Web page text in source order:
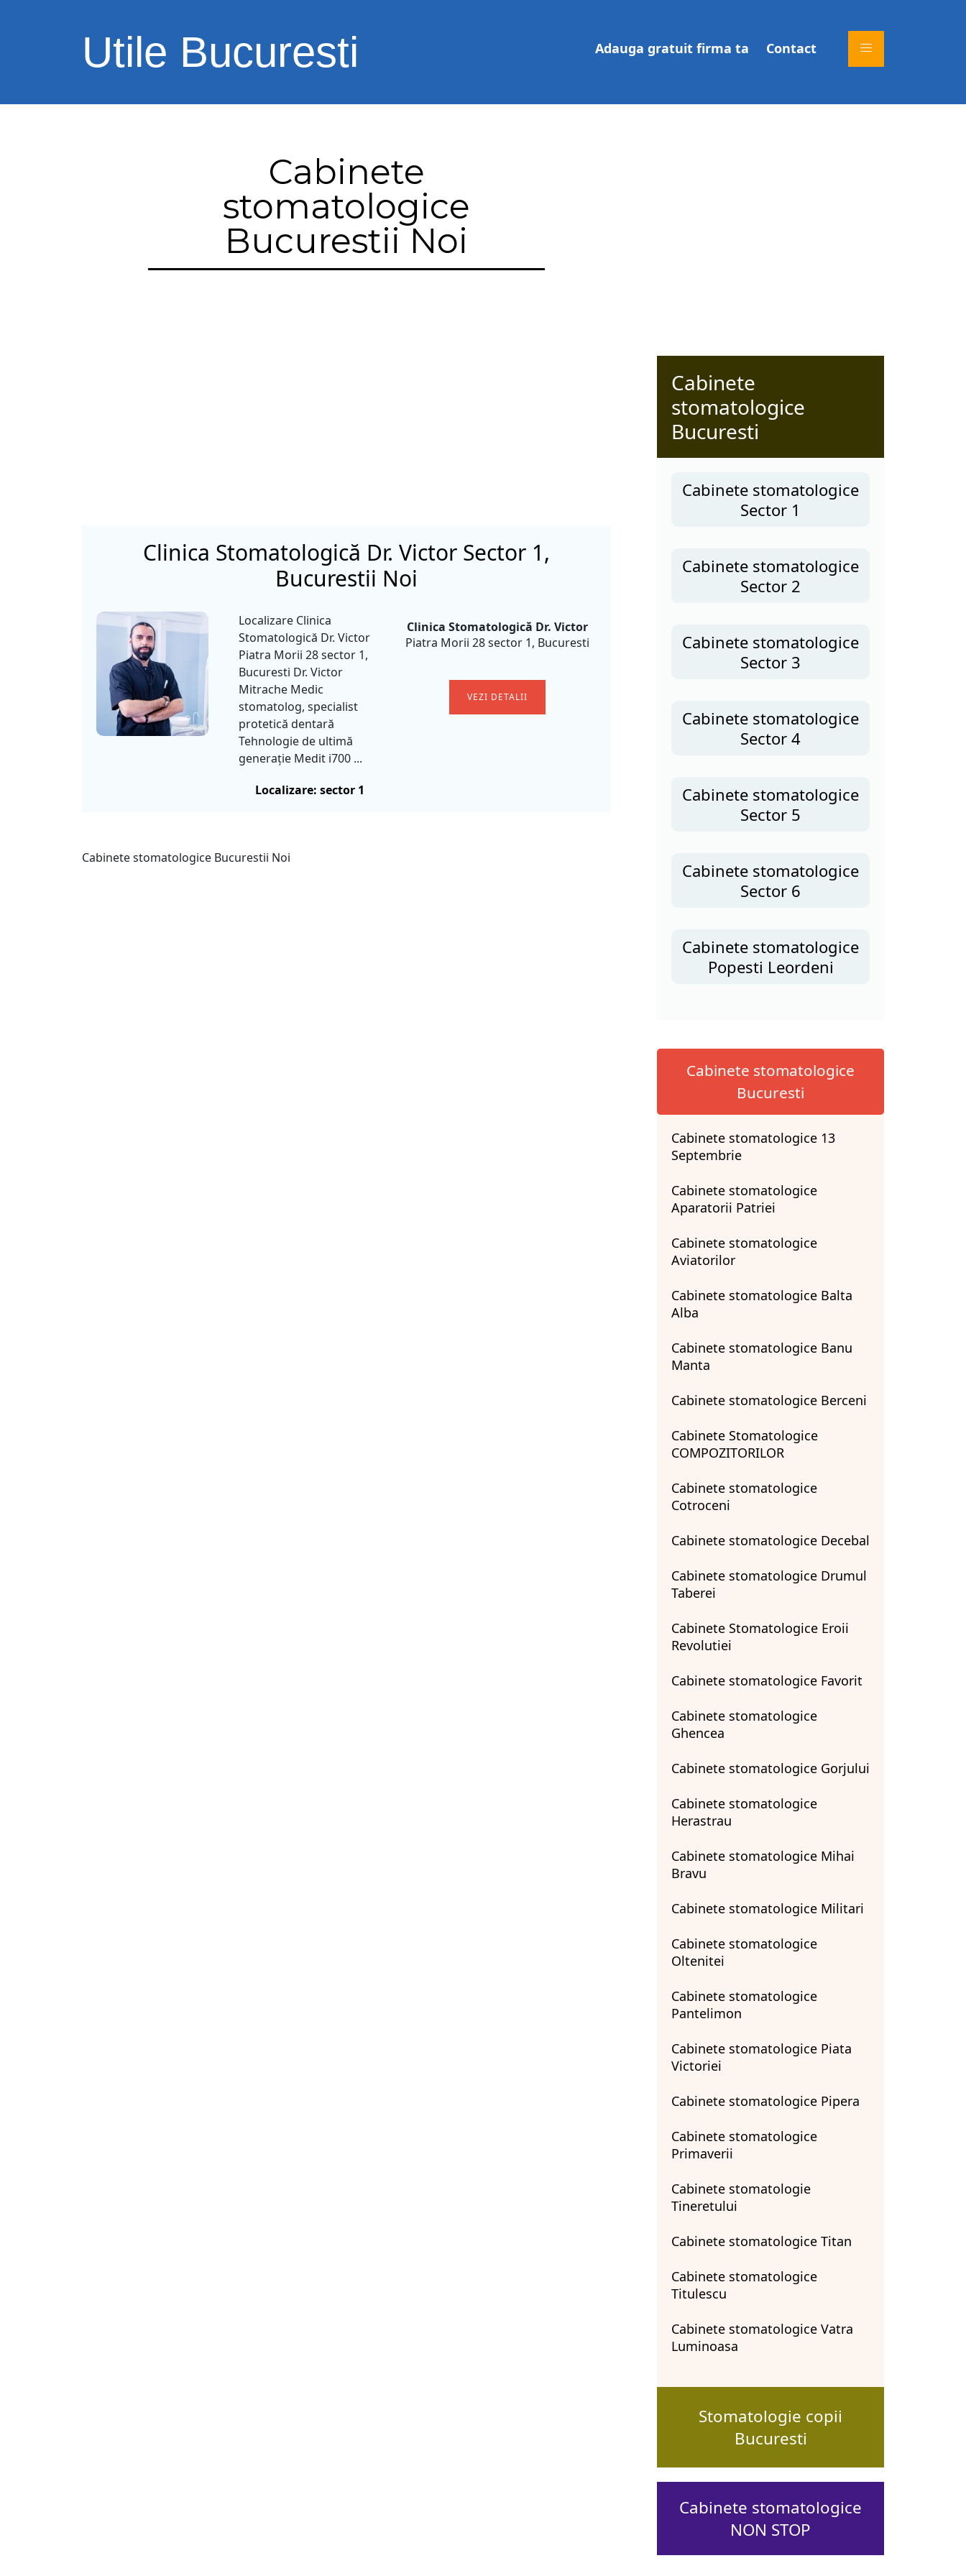
Utile Bucuresti Adauga gratuit firma ta Contact
Cabinete
stomatologice
Bucurestii Noi
Clinica Stomatologică Dr. Victor Sector 1,
Bucurestii Noi
Localizare Clinica
Stomatologică Dr. Victor
Piatra Morii 28 sector 1,
Bucuresti Dr. Victor
Mitrache Medic
stomatolog, specialist
protetică dentară
Tehnologie de ultimă
generație Medit i700 ...
Localizare: sector 1
Clinica Stomatologică Dr. Victor
Piatra Morii 28 sector 1, Bucuresti
VEZI DETALII
Cabinete stomatologice Bucurestii Noi
Cabinete
stomatologice
Bucuresti
Cabinete stomatologice
Sector 1
Cabinete stomatologice
Sector 2
Cabinete stomatologice
Sector 3
Cabinete stomatologice
Sector 4
Cabinete stomatologice
Sector 5
Cabinete stomatologice
Sector 6
Cabinete stomatologice
Popesti Leordeni
Cabinete stomatologice
Bucuresti
Cabinete stomatologice 13
Septembrie
Cabinete stomatologice
Aparatorii Patriei
Cabinete stomatologice
Aviatorilor
Cabinete stomatologice Balta
Alba
Cabinete stomatologice Banu
Manta
Cabinete stomatologice Berceni
Cabinete Stomatologice
COMPOZITORILOR
Cabinete stomatologice
Cotroceni
Cabinete stomatologice Decebal
Cabinete stomatologice Drumul
Taberei
Cabinete Stomatologice Eroii
Revolutiei
Cabinete stomatologice Favorit
Cabinete stomatologice
Ghencea
Cabinete stomatologice Gorjului
Cabinete stomatologice
Herastrau
Cabinete stomatologice Mihai
Bravu
Cabinete stomatologice Militari
Cabinete stomatologice
Oltenitei
Cabinete stomatologice
Pantelimon
Cabinete stomatologice Piata
Victoriei
Cabinete stomatologice Pipera
Cabinete stomatologice
Primaverii
Cabinete stomatologie
Tineretului
Cabinete stomatologice Titan
Cabinete stomatologice
Titulescu
Cabinete stomatologice Vatra
Luminoasa
Stomatologie copii
Bucuresti
Cabinete stomatologice
NON STOP